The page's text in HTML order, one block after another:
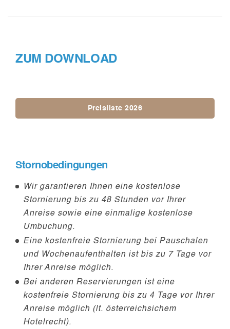
ZUM DOWNLOAD
Preisliste 2026
Stornobedingungen
Wir garantieren Ihnen eine kostenlose
Stornierung bis zu 48 Stunden vor Ihrer
Anreise sowie eine einmalige kostenlose
Umbuchung.
Eine kostenfreie Stornierung bei Pauschalen
und Wochenaufenthalten ist bis zu 7 Tage vor
Ihrer Anreise möglich.
Bei anderen Reservierungen ist eine
kostenfreie Stornierung bis zu 4 Tage vor Ihrer
Anreise möglich (lt. österreichsichem
Hotelrecht).